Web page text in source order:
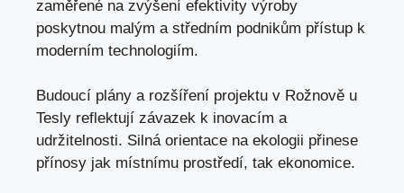
zaměřené na zvýšení efektivity výroby
poskytnou malým a středním podnikům přístup k
moderním technologiím.
Budoucí plány a rozšíření projektu v Rožnově u
Tesly reflektují závazek k inovacím a
udržitelnosti. Silná orientace na ekologii přinese
přínosy jak místnímu prostředí, tak ekonomice.